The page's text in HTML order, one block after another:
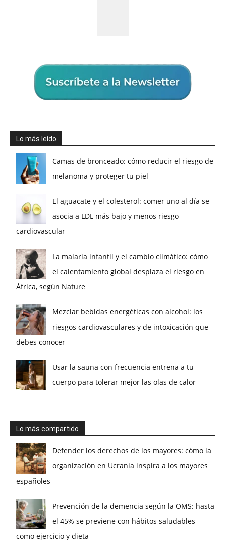
Lo más leído
Camas de bronceado: cómo reducir el riesgo de
melanoma y proteger tu piel
El aguacate y el colesterol: comer uno al día se
asocia a LDL más bajo y menos riesgo
cardiovascular
La malaria infantil y el cambio climático: cómo
el calentamiento global desplaza el riesgo en
África, según Nature
Mezclar bebidas energéticas con alcohol: los
riesgos cardiovasculares y de intoxicación que
debes conocer
Usar la sauna con frecuencia entrena a tu
cuerpo para tolerar mejor las olas de calor
Lo más compartido
Defender los derechos de los mayores: cómo la
organización en Ucrania inspira a los mayores
españoles
Prevención de la demencia según la OMS: hasta
el 45% se previene con hábitos saludables
como ejercicio y dieta